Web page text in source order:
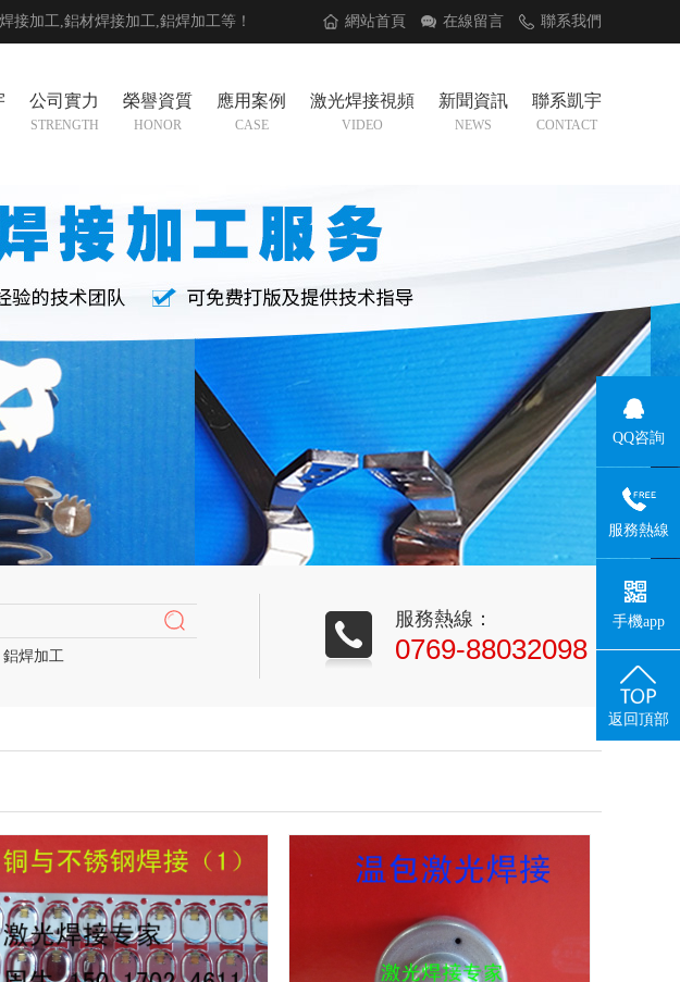
接加工,鋁材焊接加工,鋁焊加工等！ 網站首頁 在線留言 聯系我們
公司實力
STRENGTH
榮譽資質
HONOR
應用案例
CASE
激光焊接視頻
VIDEO
新聞資訊
NEWS
聯系凱宇
CONTACT
鋁焊加工
服務熱線：
0769-88032098
QQ咨詢
服務熱線
手機app
返回頂部